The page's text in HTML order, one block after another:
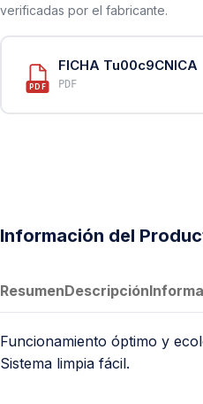
verificadas por el fabricante.
PDF
FICHA Tu00c9CNICA
PDF
Información del
ResumenDescripción
Funcionamiento óptimo y
Sistema limpia fácil.